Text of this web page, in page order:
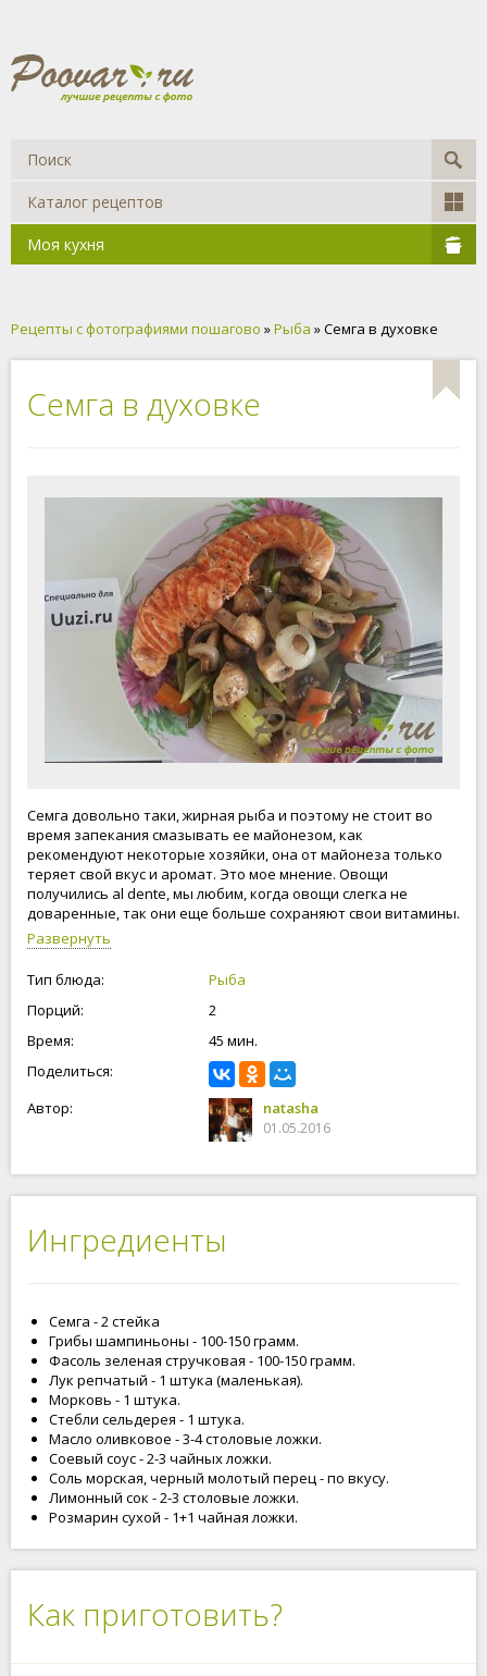
Каталог рецептов
Моя кухня
Рецепты с фотографиями пошагово »Рыба » Семга в духовке
Семга в духовке
Семга довольно таки, жирная рыба и поэтому не стоит во
время запекания смазывать ее майонезом, как
рекомендуют некоторые хозяйки, она от майонеза только
теряет свой вкус и аромат. Это мое мнение. Овощи
получились al dente, мы любим, когда овощи слегка не
доваренные, так они еще больше сохраняют свои витамины.
Семга в духовке - это поистине вкусное и ароматное блюдо.
Семгу в духовке в фольге можно приготовить порционно -
это если вы готовите несколько порций. А если у вас
большая семья, то можно все овощи переложить в форму для
выпечки или противень, сверху семгу закрыть фольгой и
Развернуть
Тип блюда:
Рыба
Порций:
2
Время:
45 мин.
Поделиться:
Автор:
natasha
01.05.2016
Ингредиенты
Семга - 2 стейка
Грибы шампиньоны - 100-150 грамм.
Фасоль зеленая стручковая - 100-150 грамм.
Лук репчатый - 1 штука (маленькая).
Морковь - 1 штука.
Стебли сельдерея - 1 штука.
Масло оливковое - 3-4 столовые ложки.
Соевый соус - 2-3 чайных ложки.
Соль морская, черный молотый перец - по вкусу.
Лимонный сок - 2-3 столовые ложки.
Розмарин сухой - 1+1 чайная ложки.
Как приготовить?